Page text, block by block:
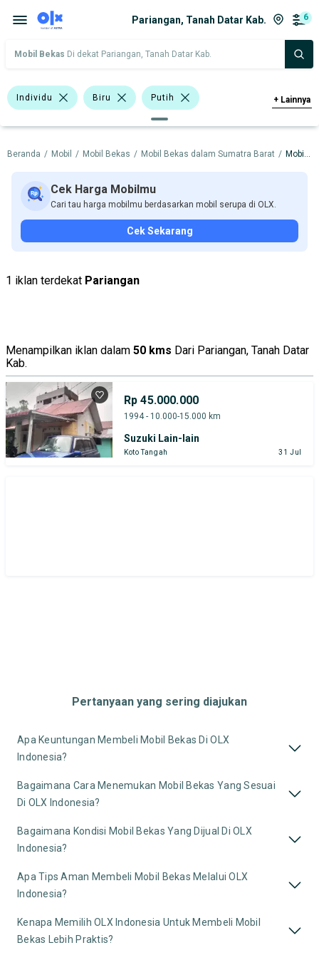
Pariangan, Tanah Datar Kab. 6
Mobil Bekas Di dekat Pariangan, Tanah Datar Kab.
Individu Biru Putih
Lainnya Bensin
>1.500 - 2.000 Cc >2.000 - 3.000 Cc
Honda Civic Toyota Kijang Super
Harga Merek Dan Model
+ Lainnya
Beranda / Mobil / Mobil Bekas / Mobil Bekas dalam Sumatra Barat / Mobil Bekas dalam Tanah Datar Kab.
Cek Harga Mobilmu
Cari tau harga mobilmu berdasarkan mobil serupa di OLX.
Cek Sekarang
1 iklan terdekat Pariangan
Menampilkan iklan dalam 50 kms Dari Pariangan, Tanah Datar
Kab.
Rp 45.000.000
1994 - 10.000-15.000 km
Suzuki Lain-lain
Koto Tangah 31 Jul
Pertanyaan yang sering diajukan
Apa Keuntungan Membeli Mobil Bekas Di OLX
Indonesia?
Bagaimana Cara Menemukan Mobil Bekas Yang Sesuai
Di OLX Indonesia?
Bagaimana Kondisi Mobil Bekas Yang Dijual Di OLX
Indonesia?
Apa Tips Aman Membeli Mobil Bekas Melalui OLX
Indonesia?
Kenapa Memilih OLX Indonesia Untuk Membeli Mobil
Bekas Lebih Praktis?